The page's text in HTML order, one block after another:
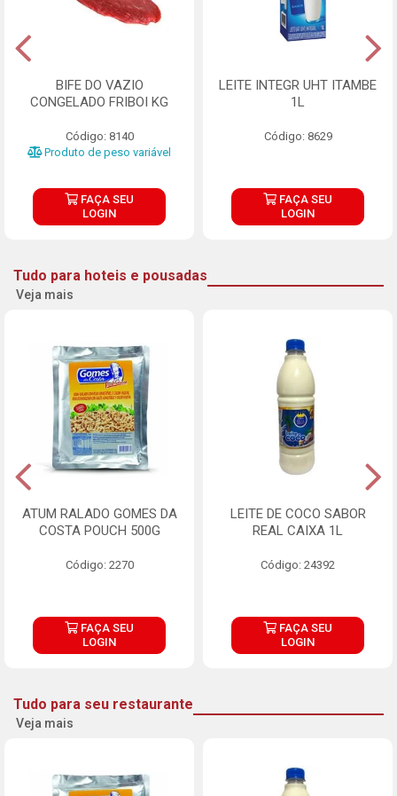
BIFE DO VAZIO
CONGELADO FRIBOI KG
Código: 8140
Produto de peso variável
FAÇA SEU
LOGIN
LEITE INTEGR UHT ITAMBE
1L
Código: 8629
FAÇA SEU
LOGIN
Tudo para hoteis e pousadas
Veja mais
ATUM RALADO GOMES DA
COSTA POUCH 500G
Código: 2270
FAÇA SEU
LOGIN
LEITE DE COCO SABOR
REAL CAIXA 1L
Código: 24392
FAÇA SEU
LOGIN
Tudo para seu restaurante
Veja mais